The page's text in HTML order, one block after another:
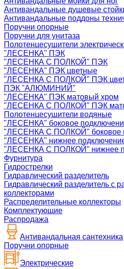
Антивандальные душевые
Антивандальные поддоны
Поручни опорные
Поручни для унитаза
Полотенцесушители
"ЛЕСЕНКА" ПЭК
"ЛЕСЕНКА С ПОЛКОЙ" ПЭК
"ЛЕСЕНКА" ПЭК цветные
"ЛЕСЕНКА С ПОЛКОЙ" ПЭК
ПЭК "АЛЮМИНИЙ"
"ЛЕСЕНКА" ПЭК матовый хром
"ЛЕСЕНКА С ПОЛКОЙ" ПЭК
Полотенцесушители водяные
"ЛЕСЕНКА" боковое
"ЛЕСЕНКА С ПОЛКОЙ" боковое
"ЛЕСЕНКА" нижнее
"ЛЕСЕНКА С ПОЛКОЙ" нижнее
Фурнитура
Гидрострелки
Гидравлический разделитель
Гидравлический разделитель с
коллекторами
Распределительные коллекторы
Комплектующие
Распродажа
Антивандальная сантехника
Поручни опорные
Электрические